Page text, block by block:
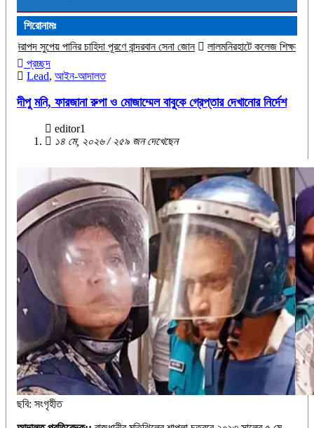
শিরোনামঃ
চাহিদা পূরণে বান্দরবান সেনা জোন
‎লালমনিরহাটে কলেজ শিক্ষকের ওপর হামলার
প্রচ্ছদ
Lead, আইন-আদালত
দীপু মনি, ফারজানা রুপা ও মোজাম্মেল বাবুকে গ্রেপ্তার দেখানোর নির্দেশ
editor1
১৪ মে, ২০২৬ / ২৫৯ জন দেখেছেন
ছবি: সংগৃহীত